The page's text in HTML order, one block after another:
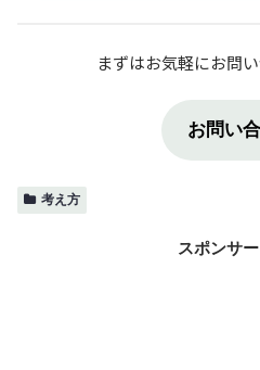
まずはお気軽にお問
お問い
考え方
スポンサ